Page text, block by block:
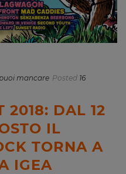
mancare Posted 16
2018: DAL 12
IL
TORNA A
IGEA